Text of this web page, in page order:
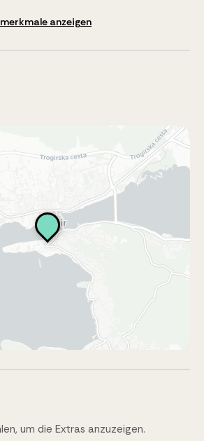
anzeigen
um die Extras anzuzeigen.